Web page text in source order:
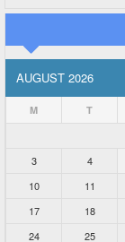
AUGUST 2026
M T
3
4
10
11
17
18
24
25